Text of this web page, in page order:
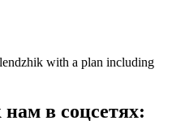
with a plan including
в соцсетях: